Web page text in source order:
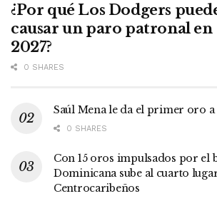
¿Por qué Los Dodgers
causar un paro patronal en
2027?
0 SHARES
Saúl Mena le da el primer oro a
0 SHARES
Con 15 oros impulsados por el
Dominicana sube al cuarto
Centrocaribeños